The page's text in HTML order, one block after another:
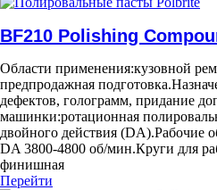
BF210 Polishing
Области применения:кузовной
предпродажная подготовка.
дефектов, голограмм, придание
машинки:ротационная
двойного действия (DA).Рабочие
DA 3800-4800 об/мин.Круги для
финишная
Перейти